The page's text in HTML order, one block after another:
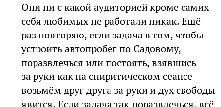
Они ни с какой аудиторией кроме самих
себя любимых не работали никак. Ещё
раз повторяю, если задача в том, чтобы
устроить автопробег по Садовому,
поразвлечься или постоять, взявшись
за руки как на спиритическом сеансе —
возьмём друг друга за руки и дух свободы
явится. Если задача так поразвлечься, всё